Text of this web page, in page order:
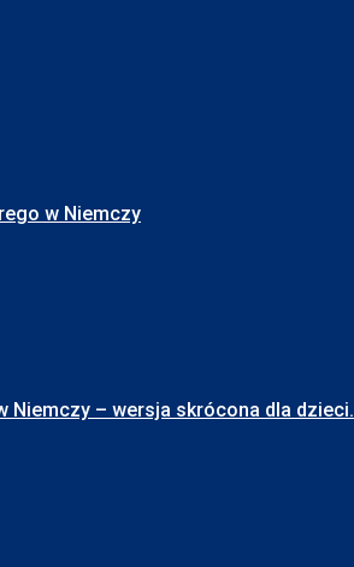
w Niemczy
Niemczy – wersja skrócona dla dzieci.